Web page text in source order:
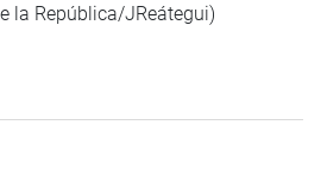
la República/JReátegui)